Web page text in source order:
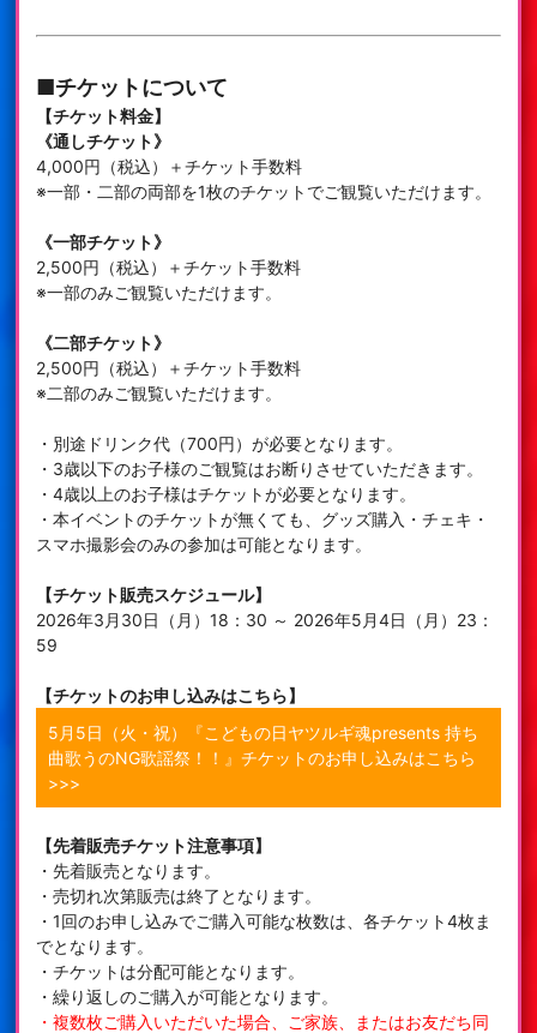
■チケットについて
【チケット料金】
《通しチケット》
4,000円（税込）＋チケット手数料
※一部・二部の両部を1枚のチケットでご観覧いただけます。
《一部チケット》
2,500円（税込）＋チケット手数料
※一部のみご観覧いただけます。
《二部チケット》
2,500円（税込）＋チケット手数料
※二部のみご観覧いただけます。
・別途ドリンク代（700円）が必要となります。
・3歳以下のお子様のご観覧はお断りさせていただきます。
・4歳以上のお子様はチケットが必要となります。
・本イベントのチケットが無くても、グッズ購入・チェキ・
スマホ撮影会のみの参加は可能となります。
【チケット販売スケジュール】
2026年3月30日（月）18：30 ～ 2026年5月4日（月）23：
59
【チケットのお申し込みはこちら】
5月5日（火・祝）『こどもの日ヤツルギ魂presents 持ち
曲歌うのNG歌謡祭！！』チケットのお申し込みはこちら
>>>
【先着販売チケット注意事項】
・先着販売となります。
・売切れ次第販売は終了となります。
・1回のお申し込みでご購入可能な枚数は、各チケット4枚ま
でとなります。
・チケットは分配可能となります。
・繰り返しのご購入が可能となります。
・複数枚ご購入いただいた場合、ご家族、またはお友だち同